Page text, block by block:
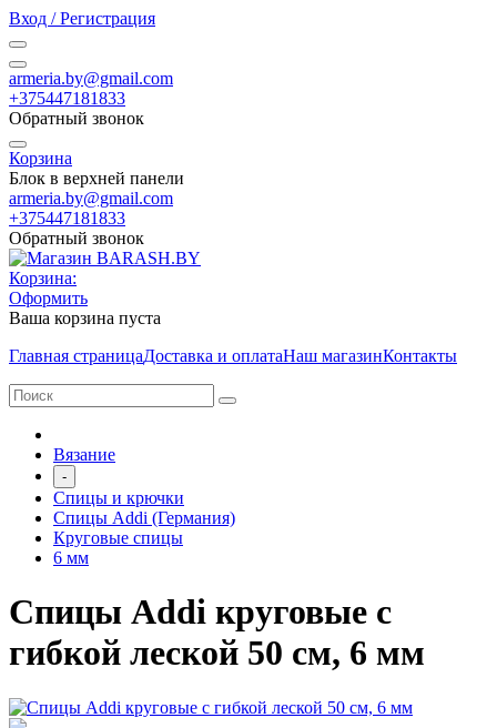
Вход / Регистрация
armeria.by@gmail.com
+375447181833
Обратный звонок
Корзина
Блок в верхней панели
armeria.by@gmail.com
+375447181833
Обратный звонок
Корзина:
Оформить
Ваша корзина пуста
Главная страницаДоставка и оплатаНаш магазинКонтакты
Вязание
-
Спицы и крючки
Спицы Addi (Германия)
Круговые спицы
6 мм
Спицы Addi круговые с
гибкой леской 50 см, 6 мм